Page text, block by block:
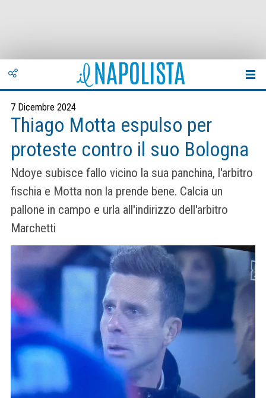
7 Dicembre 2024
Thiago Motta espulso per
proteste contro il suo Bologna
Ndoye subisce fallo vicino la sua panchina, l'arbitro
fischia e Motta non la prende bene. Calcia un
pallone in campo e urla all'indirizzo dell'arbitro
Marchetti